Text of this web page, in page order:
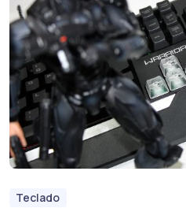
Teclado